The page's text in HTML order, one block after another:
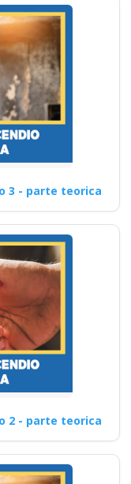
3 - parte teorica
2 - parte teorica